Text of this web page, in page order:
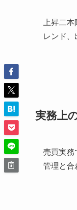
上昇二
レンド、
実務上
売買実務
管理と合